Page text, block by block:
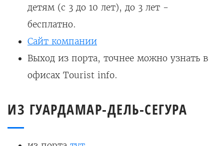
детям (с 3 до 10 лет), до 3 лет -
бесплатно.
Сайт компании
Выход из порта, точнее можно узнать в
офисах Tourist info.
ИЗ ГУАРДАМАР-ДЕЛЬ-СЕГУРА